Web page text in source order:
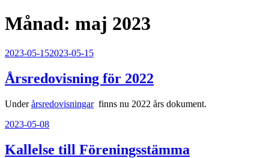
Månad: maj 2023
Publicerat
2023-05-152023-05-15
Årsredovisning för 2022
Underårsredovisningarfinns nu 2022 års dokument.
Publicerat
2023-05-08
Kallelse till Föreningsstämma